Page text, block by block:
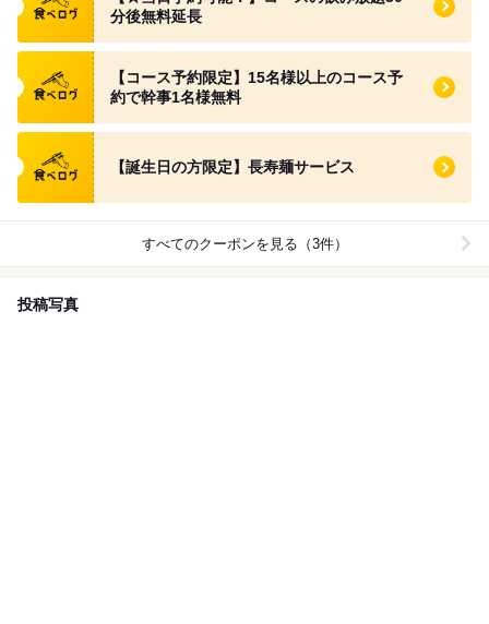
分後無料延長
食べログ クーポン
【コース予約限定】15名様以上のコース予
約で幹事1名様無料
食べログ クーポン
【誕生日の方限定】長寿麺サービス
すべてのクーポンを見る（3件）
投稿写真